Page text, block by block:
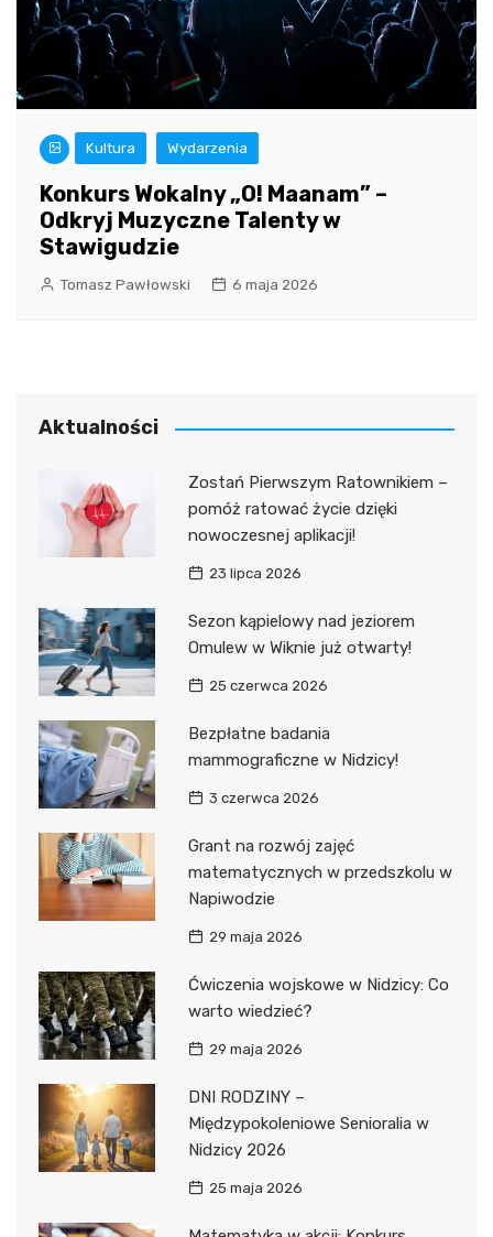
Kultura Wydarzenia
Konkurs Wokalny „O! Maanam” –
Odkryj Muzyczne Talenty w
Stawigudzie
Tomasz Pawłowski 6 maja 2026
Aktualności
Zostań Pierwszym Ratownikiem –
pomóż ratować życie dzięki
nowoczesnej aplikacji!
23 lipca 2026
Sezon kąpielowy nad jeziorem
Omulew w Wiknie już otwarty!
25 czerwca 2026
Bezpłatne badania
mammograficzne w Nidzicy!
3 czerwca 2026
Grant na rozwój zajęć
matematycznych w przedszkolu w
Napiwodzie
29 maja 2026
Ćwiczenia wojskowe w Nidzicy: Co
warto wiedzieć?
29 maja 2026
DNI RODZINY –
Międzypokoleniowe Senioralia w
Nidzicy 2026
25 maja 2026